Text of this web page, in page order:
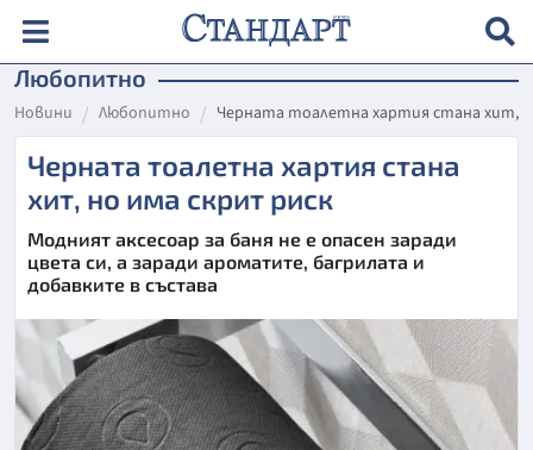
Любопитно
Новини Любопитно Черната тоалетна хартия стана хит,
Черната тоалетна хартия стана
хит, но има скрит риск
Модният аксесоар за баня не е опасен заради
цвета си, а заради ароматите, багрилата и
добавките в състава